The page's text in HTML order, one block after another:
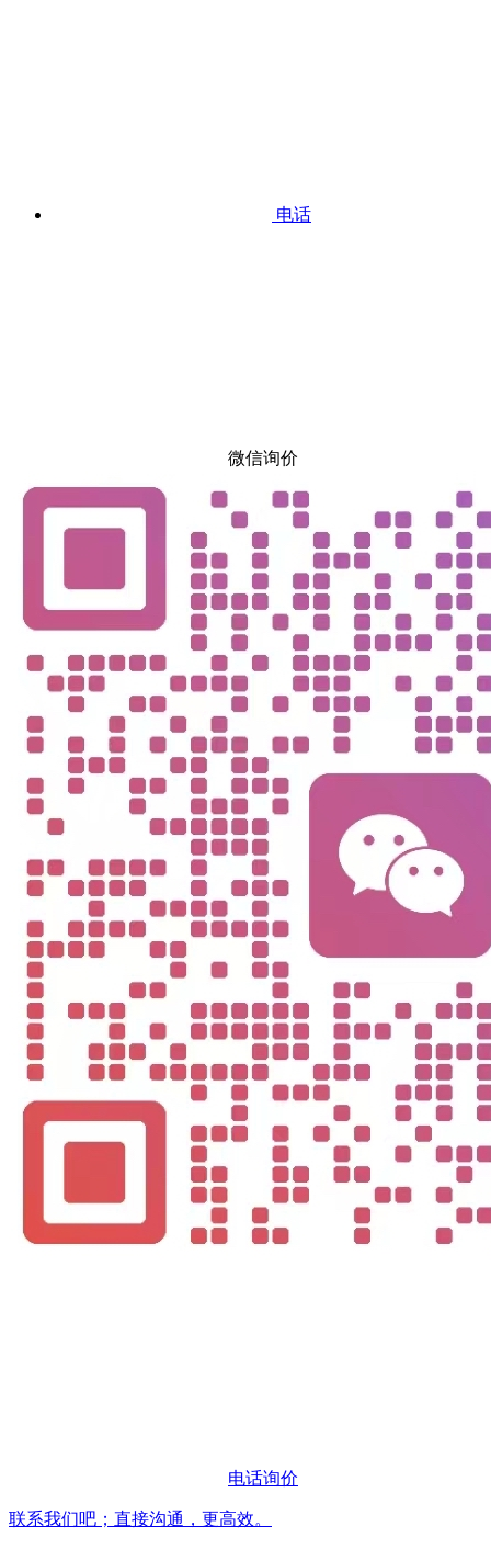
电话
微信询价
电话询价
联系我们吧；直接沟通，更高效。